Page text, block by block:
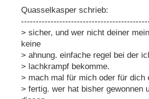
Quasselkasper schrieb:
> sicher, und wer nicht deiner
keine
> ahnung. einfache regel bei der
> lachkrampf bekomme.
> mach mal für mich oder für dich
> fertig. wer hat bisher gewonnen